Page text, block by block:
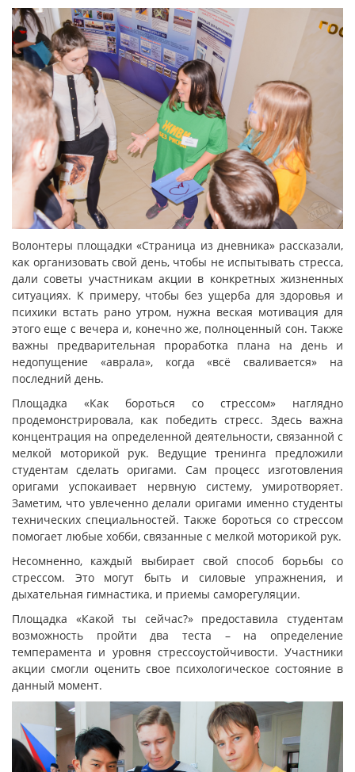
Волонтеры площадки «Страница из дневника» рассказали,
как организовать свой день, чтобы не испытывать стресса,
дали советы участникам акции в конкретных жизненных
ситуациях. К примеру, чтобы без ущерба для здоровья и
психики встать рано утром, нужна веская мотивация для
этого еще с вечера и, конечно же, полноценный сон. Также
важны предварительная проработка плана на день и
недопущение «аврала», когда «всё сваливается» на
последний день.
Площадка «Как бороться со стрессом» наглядно
продемонстрировала, как победить стресс. Здесь важна
концентрация на определенной деятельности, связанной с
мелкой моторикой рук. Ведущие тренинга предложили
студентам сделать оригами. Сам процесс изготовления
оригами успокаивает нервную систему, умиротворяет.
Заметим, что увлеченно делали оригами именно студенты
технических специальностей. Также бороться со стрессом
помогает любые хобби, связанные с мелкой моторикой рук.
Несомненно, каждый выбирает свой способ борьбы со
стрессом. Это могут быть и силовые упражнения, и
дыхательная гимнастика, и приемы саморегуляции.
Площадка «Какой ты сейчас?» предоставила студентам
возможность пройти два теста – на определение
темперамента и уровня стрессоустойчивости. Участники
акции смогли оценить свое психологическое состояние в
данный момент.